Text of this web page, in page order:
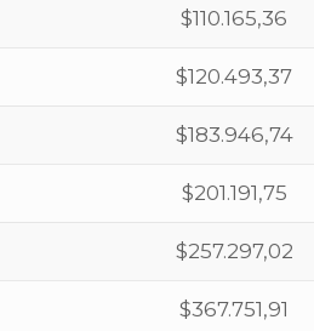
$110.165,36
$120.493,37
$183.946,74
$201.191,75
$257.297,02
$367.751,91